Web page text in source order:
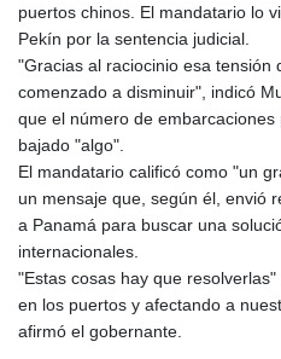
puertos chinos. El mandatario lo
Pekín por la sentencia judicial.
"Gracias al raciocinio esa tensión
comenzado a disminuir", indicó
que el número de
bajado "algo".
El mandatario calificó como "un
un mensaje que, según él, envió
a Panamá para buscar una
internacionales.
"Estas cosas hay que
en los puertos y afectando a
afirmó el gobernante.